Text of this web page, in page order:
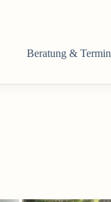
Beratung & Termin